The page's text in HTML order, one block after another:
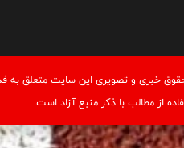
خبری و تصويری اين سايت متعلق به
از مطالب با ذكر منبع آزاد است.